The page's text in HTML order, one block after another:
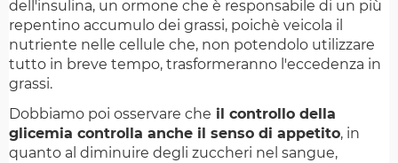
dell'insulina, un ormone che è responsabile di un più
repentino accumulo dei grassi, poichè veicola il
nutriente nelle cellule che, non potendolo utilizzare
tutto in breve tempo, trasformeranno l'eccedenza in
grassi.
Dobbiamo poi osservare che il controllo della
glicemia controlla anche il senso di appetito, in
quanto al diminuire degli zuccheri nel sangue,